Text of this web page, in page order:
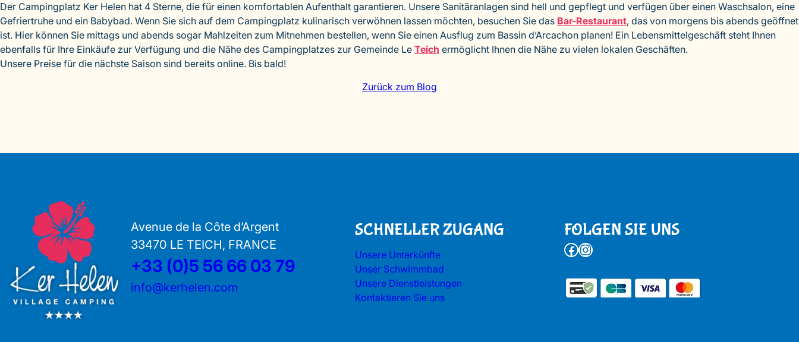
Der Campingplatz Ker Helen hat 4 Sterne, die für einen komfortablen Aufenthalt garantieren. Unsere Sanitäranlagen sind hell und gepflegt und verfügen über einen Waschsalon, eine
Gefriertruhe und ein Babybad. Wenn Sie sich auf dem Campingplatz kulinarisch verwöhnen lassen möchten, besuchen Sie das Bar-Restaurant, das von morgens bis abends geöffnet
ist. Hier können Sie mittags und abends sogar Mahlzeiten zum Mitnehmen bestellen, wenn Sie einen Ausflug zum Bassin d’Arcachon planen! Ein Lebensmittelgeschäft steht Ihnen
ebenfalls für Ihre Einkäufe zur Verfügung und die Nähe des Campingplatzes zur Gemeinde Le Teich ermöglicht Ihnen die Nähe zu vielen lokalen Geschäften.
Unsere Preise für die nächste Saison sind bereits online. Bis bald!
Zurück zum Blog
Avenue de la Côte d’Argent
33470 LE TEICH, FRANCE
+33 (0)5 56 66 03 79
info@kerhelen.com
SCHNELLER ZUGANG
Unsere Unterkünfte
Unser Schwimmbad
Unsere Dienstleistungen
Kontaktieren Sie uns
FOLGEN SIE UNS
Facebook Instagram